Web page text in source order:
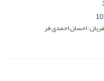
احسان احمدی فر